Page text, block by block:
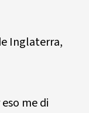
Inglaterra,
me di